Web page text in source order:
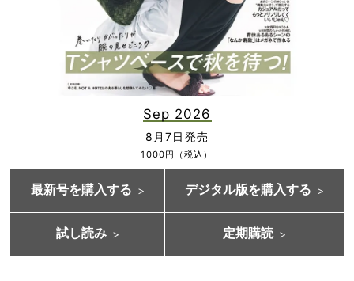
Sep 2026
8月7日発売
1000円（税込）
最新号を購入する デジタル版を購入する
試し読み 定期購読